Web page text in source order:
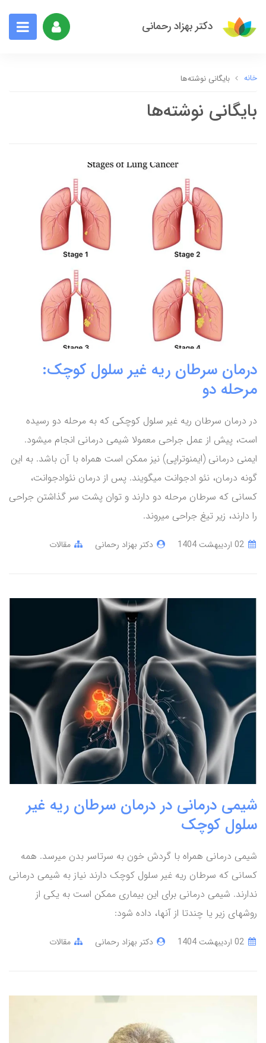
دکتر بهزاد رحمانی
خانه بایگانی نوشته‌ها
بایگانی نوشته‌ها
درمان سرطان ریه غیر سلول کوچک:
مرحله دو
در درمان سرطان ریه غیر سلول کوچکی که به مرحله دو رسیده
است، پیش از عمل جراحی معمولا شیمی درمانی انجام میشود.
ایمنی درمانی (ایمنوتراپی) نیز ممکن است همراه با آن باشد. به این
گونه درمان، نئو ادجوانت میگویند. پس از درمان نئوادجوانت،
کسانی که سرطان مرحله دو دارند و توان پشت سر گذاشتن جراحی
را دارند، زیر تیغ جراحی میروند.
دکتر بهزاد رحمانی مقالات
شیمی درمانی در درمان سرطان ریه غیر
سلول کوچک
شیمی درمانی همراه با گردش خون به سرتاسر بدن میرسد. همه
کسانی که سرطان ریه غیر سلول کوچک دارند نیاز به شیمی درمانی
ندارند. شیمی درمانی برای این بیماری ممکن است به یکی از
روشهای زیر یا چندتا از آنها، داده شود:
دکتر بهزاد رحمانی مقالات